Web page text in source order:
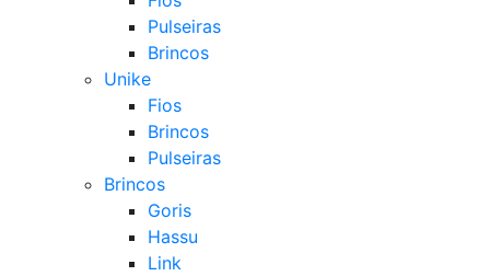
Pulseiras
Brincos
Unike
Fios
Brincos
Pulseiras
Brincos
Goris
Hassu
Link